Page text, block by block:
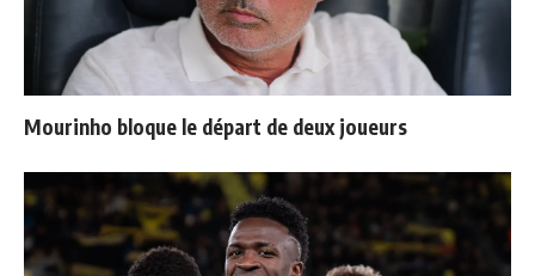
Mourinho bloque le départ de deux joueurs